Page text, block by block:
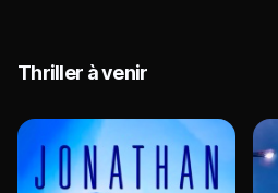
Thriller à venir